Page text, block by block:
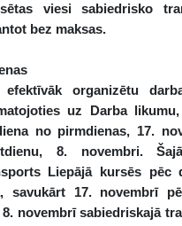
viesi sabiedrisko
bez maksas.
organizētu
uz Darba likumu,
no pirmdienas, 17.
8. novembri.
Liepājā kursēs pēc
savukārt 17. novembrī
8. novembrī sabiedriskajā